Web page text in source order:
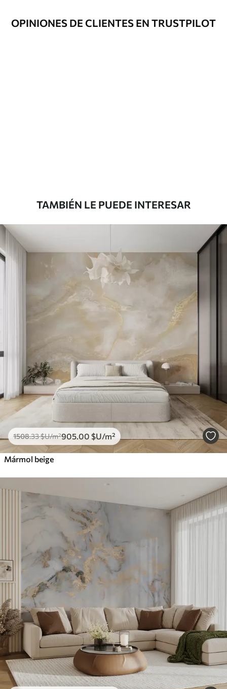
Método de
Hasta 360 cm de altura: aplicación sin
Vinilo Premium
1990.001194.00$U/m²
OPINIONES DE CLIENTES EN TRUSTPILOT
TAMBIÉN LE PUEDE INTERESAR
1508.33$U/m²905 .00 $U/m²
Mármol beige